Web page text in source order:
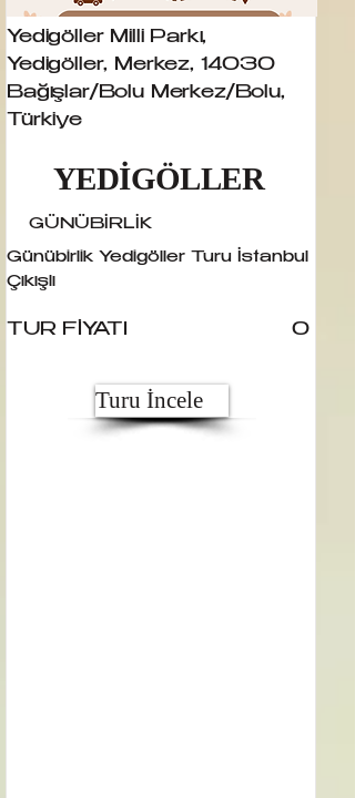
Yedigöller Milli Parkı,
Yedigöller, Merkez, 14030
Bağışlar/Bolu Merkez/Bolu,
Türkiye
YEDİGÖLLER
GÜNÜBİRLİK
Günübirlik Yedigöller Turu İstanbul
Çıkışlı
TUR FİYATI 0
Turu İncele